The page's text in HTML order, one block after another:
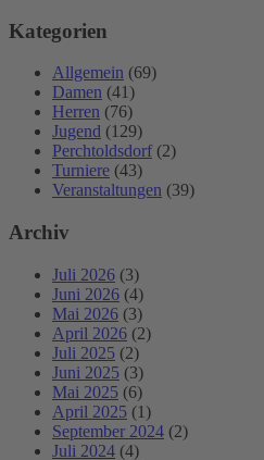
Kategorien
Allgemein (69)
Damen (41)
Herren (76)
Jugend (129)
Perchtoldsdorf (2)
Turniere (43)
Veranstaltungen (39)
Archiv
Juli 2026 (3)
Juni 2026 (4)
Mai 2026 (3)
April 2026 (2)
Juli 2025 (2)
Juni 2025 (3)
Mai 2025 (6)
April 2025 (1)
September 2024 (2)
Juli 2024 (4)